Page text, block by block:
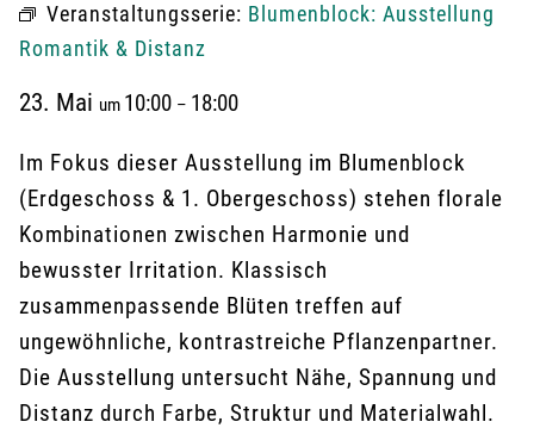
Veranstaltungsserie: Blumenblock: Ausstellung
Romantik & Distanz
23. Mai um 10:00 – 18:00
Im Fokus dieser Ausstellung im Blumenblock
(Erdgeschoss & 1. Obergeschoss) stehen florale
Kombinationen zwischen Harmonie und
bewusster Irritation. Klassisch
zusammenpassende Blüten treffen auf
ungewöhnliche, kontrastreiche Pflanzenpartner.
Die Ausstellung untersucht Nähe, Spannung und
Distanz durch Farbe, Struktur und Materialwahl.